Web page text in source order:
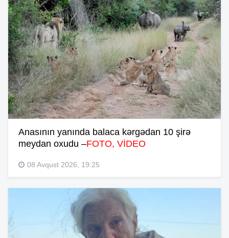
Anasının yanında balaca kərgədan 10 şirə
meydan oxudu –FOTO, VİDEO
08 Avqust 2026, 19:25